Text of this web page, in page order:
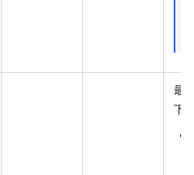
最
下